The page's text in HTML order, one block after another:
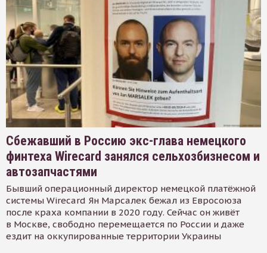
Сбежавший в Россию экс-глава немецкого
финтеха Wirecard занялся сельхозбизнесом и
автозапчастями
Бывший операционный директор немецкой платёжной
системы Wirecard Ян Марсалек бежал из Евросоюза
после краха компании в 2020 году. Сейчас он живёт
в Москве, свободно перемещается по России и даже
ездит на оккупированные территории Украины